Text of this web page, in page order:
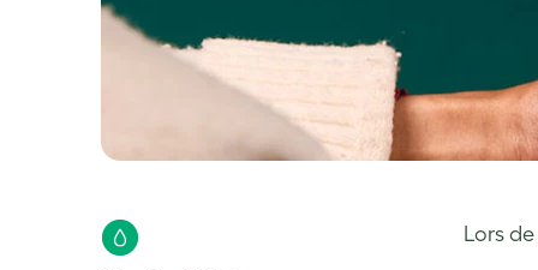
Lors